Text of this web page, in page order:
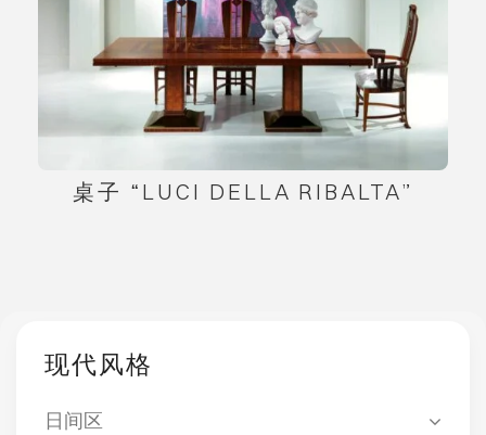
桌子 “LUCI DELLA RIBALTA”
现代风格
日间区